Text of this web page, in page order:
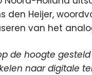
den Heijer,
van het
de hoogte
naar digitale